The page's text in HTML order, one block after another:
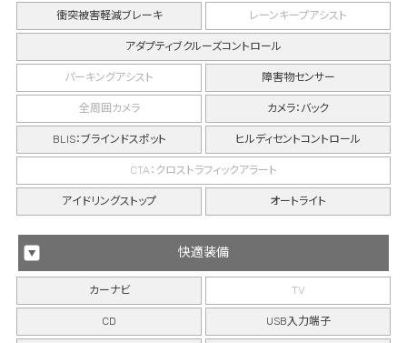
衝突被害軽減ブレーキ
アダプティブクルーズコントロール
レーンキープアシスト
パーキングアシスト 障害物センサー
全周囲カメラ カメラ：バック
BLIS：ブラインドスポット
CTA：クロストラフィックアラート
ヒルディセントコントロール
アイドリングストップ オートライト
快適装備
カーナビ TV
CD USB入力端子